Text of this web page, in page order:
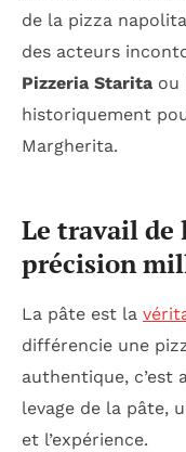
de la pizza
des acteurs
Pizzeria Starita ou
historiquement
Margherita.
Le travail de
précision
La pâte est la
différencie une
authentique,
levage de la pâte,
et l’expérience.